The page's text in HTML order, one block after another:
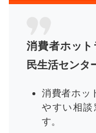
消費者ホット
民生活センタ
消費者ホッ
やすい相談
す。